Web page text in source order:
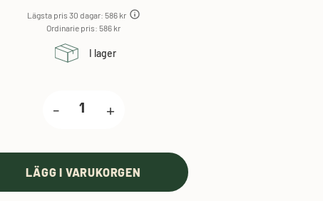
Lägsta pris 30 dagar: 586 kr
Ordinarie pris: 586 kr
I lager
- +
LÄGG I VARUKORGEN